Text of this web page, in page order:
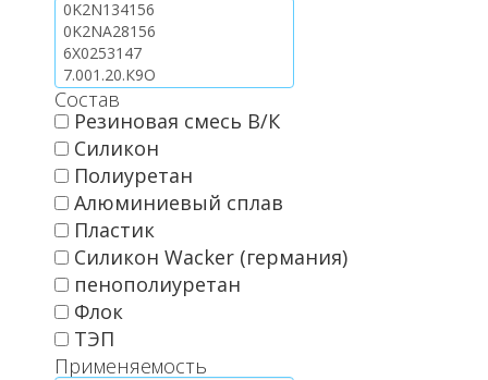
Состав
Резиновая смесь В/К
Силикон
Полиуретан
Алюминиевый сплав
Пластик
Силикон Wacker (германия)
пенополиуретан
Флок
ТЭП
Применяемость